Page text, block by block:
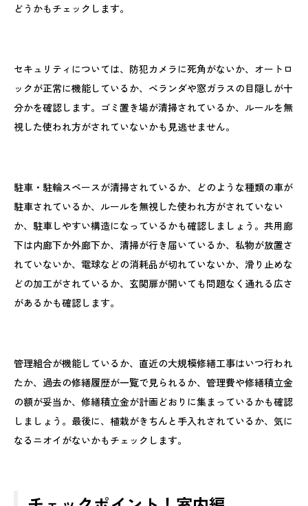
どうかもチェックします。
セキュリティについては、防犯カメラに死角がないか、オートロ
ックが正常に機能しているか、ベランダや窓ガラスの目隠しが十
分かを確認します。ゴミ置き場が清掃されているか、ルールを無
視した使われ方がされていないかも見逃せません。
駐車・駐輪スペースが清掃されているか、どのような種類の車が
駐車されているか、ルールを無視した使われ方がされていない
か、駐車しやすい構造になっているかも確認しましょう。共用廊
下は内廊下か外廊下か、清掃が行き届いているか、私物が放置さ
れていないか、電球などの消耗品が切れていないか、滑り止めな
どの加工がされているか、玄関扉が開いても問題なく通れる広さ
があるかも確認します。
管理組合が機能しているか、直近の大規模修繕工事はいつ行われ
たか、過去の修繕履歴が一覧で見られるか、管理費や修繕積立金
の額が妥当か、修繕積立金が計画どおりに集まっているかも確認
しましょう。最後に、植栽がきちんと手入れされているか、気に
なるニオイがないかもチェックします。